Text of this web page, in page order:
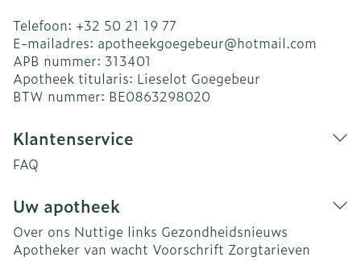
Telefoon: +32 50 21 19 77
E-mailadres: apotheekgoegebeur@hotmail.com
APB nummer: 313401
Apotheek titularis: Lieselot Goegebeur
BTW nummer: BE0863298020
Klantenservice
FAQ
Uw apotheek
Over ons Nuttige links Gezondheidsnieuws
Apotheker van wacht Voorschrift Zorgtarieven